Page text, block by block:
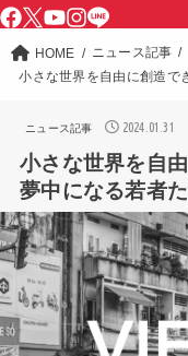
HOME
ニュース記事
小さな世界を自由に創造で
ニュース記事 2024.01.31
小さな世界を自
夢中になる若者